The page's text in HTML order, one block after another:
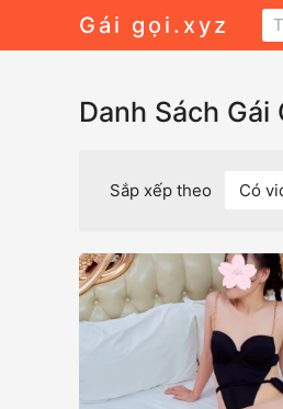
Gái gọi.xyz
Danh Sách
Sắp xếp theo Có